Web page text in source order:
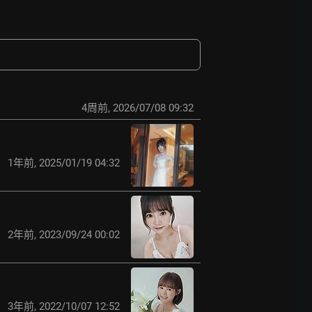
4周前, 2026/07/08 09:32
1年前, 2025/01/19 04:32
2年前, 2023/09/24 00:02
3年前, 2022/10/07 12:52